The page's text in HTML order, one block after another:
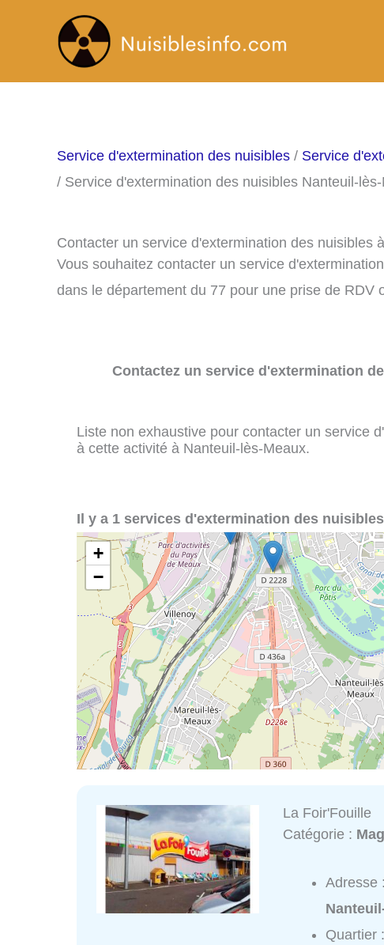
Service d'extermination des nuisibles / Service
/ Service d'extermination des nuisibles Nanteuil-
Contacter un service d'extermination des nuisibles
Vous souhaitez contacter un service
dans le département du 77 pour une prise de RDV
Contactez un service d'extermination
Liste non exhaustive pour contacter un service
à cette activité à Nanteuil-lès-Meaux.
Il y a 1 services d'extermination des
+
−
La Foir'Fouille
Catégorie :
Adresse
Quartier :